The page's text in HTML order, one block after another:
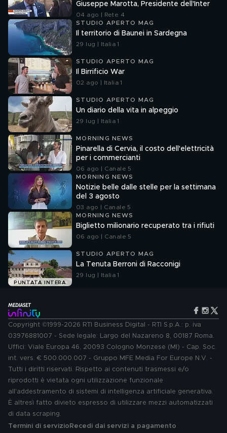
Giuseppe Marotta, Presidente dell'Inter
04 ago | Rete 4
STUDIO APERTO MAG
Il territorio di Baunei in Sardegna
29 lug | Italia 1
STUDIO APERTO MAG
Il Birrificio War
02 ago | Italia 1
STUDIO APERTO MAG
Un diario della vita in alpeggio
29 lug | Italia 1
MORNING NEWS
Pinarella di Cervia, il costo dell'elettricità
per i commercianti
06 ago | Canale 5
MORNING NEWS
Notizie belle dalle stelle per la settimana
del 3 agosto
03 ago | Canale 5
MORNING NEWS
Biglietto milionario recuperato tra i rifiuti
06 ago | Canale 5
PUNTATA INTERA
STUDIO APERTO MAG
La Tenuta Berroni di Racconigi
29 lug | Italia 1
Copyright ©1999-2026 RTI Business Digital - RTI S.p.A.: p. iva
03976881007 - Sede legale: Largo del Nazareno 8, 00187 Roma.
Uffici: Viale Europa 46, 20093 Cologno Monzese (MI) - Cap. Soc.
int. vers. € 500.000.007 - Gruppo MFE Media For Europe N.V. -
Tutti i diritti riservati. Rispetto ai contenuti trasmessi e/o
riprodotti è vietata ogni utilizzazione funzionale
all'addestramento di sistemi di intelligenza artificiale generativa.
È altresì fatto divieto espresso di utilizzare mezzi automatizzati
di data scraping.
Termini di servizio Recedi dai servizi a pagamento